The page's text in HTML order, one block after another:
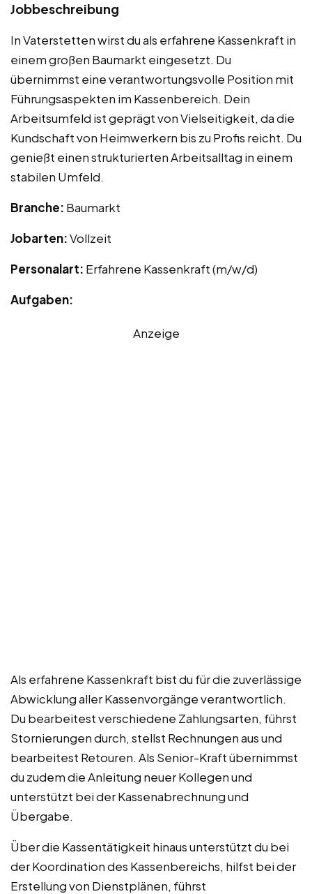
Jobbeschreibung
In Vaterstetten wirst du als erfahrene Kassenkraft in
einem großen Baumarkt eingesetzt. Du
übernimmst eine verantwortungsvolle Position mit
Führungsaspekten im Kassenbereich. Dein
Arbeitsumfeld ist geprägt von Vielseitigkeit, da die
Kundschaft von Heimwerkern bis zu Profis reicht. Du
genießt einen strukturierten Arbeitsalltag in einem
stabilen Umfeld.
Branche: Baumarkt
Jobarten:Vollzeit
Personalart: Erfahrene Kassenkraft (m/w/d)
Aufgaben:
Anzeige
Als erfahrene Kassenkraft bist du für die zuverlässige
Abwicklung aller Kassenvorgänge verantwortlich.
Du bearbeitest verschiedene Zahlungsarten, führst
Stornierungen durch, stellst Rechnungen aus und
bearbeitest Retouren. Als Senior-Kraft übernimmst
du zudem die Anleitung neuer Kollegen und
unterstützt bei der Kassenabrechnung und
Übergabe.
Über die Kassentätigkeit hinaus unterstützt du bei
der Koordination des Kassenbereichs, hilfst bei der
Erstellung von Dienstplänen, führst